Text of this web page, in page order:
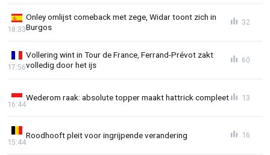
Onley omlijst comeback met zege, Widar toont zich in
Burgos
18:33
32
Vollering wint in Tour de France, Ferrand-Prévot zakt
volledig door het ijs
17:56
60
Wederom raak: absolute topper maakt hattrick compleet
16:44
13
Roodhooft pleit voor ingrijpende verandering
15:44
16